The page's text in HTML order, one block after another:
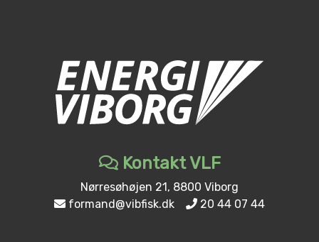
Kontakt VLF
Nørresøhøjen 21, 8800 Viborg
formand@vibfisk.dk
20 44 07 44